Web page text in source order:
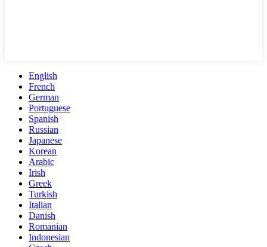
English
French
German
Portuguese
Spanish
Russian
Japanese
Korean
Arabic
Irish
Greek
Turkish
Italian
Danish
Romanian
Indonesian